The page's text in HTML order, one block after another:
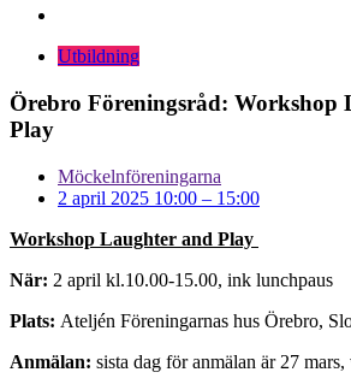
Utbildning
Örebro Föreningsråd: Workshop
Play
Möckelnföreningarna
2 april 2025 10:00 – 15:00
Workshop Laughter and Play
När: 2 april kl.10.00-15.00, ink lunchpaus
Plats: Ateljén Föreningarnas hus Örebro,
Anmälan: sista dag för anmälan är 27